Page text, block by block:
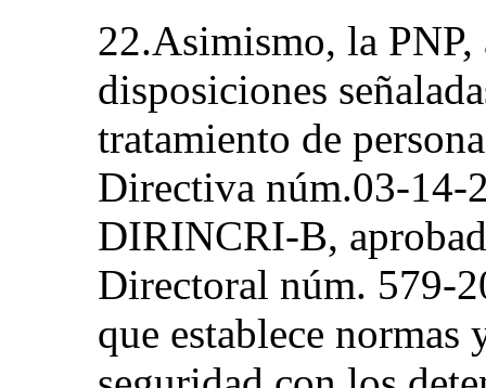
22.Asimismo, la PNP,
disposiciones
tratamiento de
Directiva núm.03-
DIRINCRI-B,
Directoral núm. 579-
que establece